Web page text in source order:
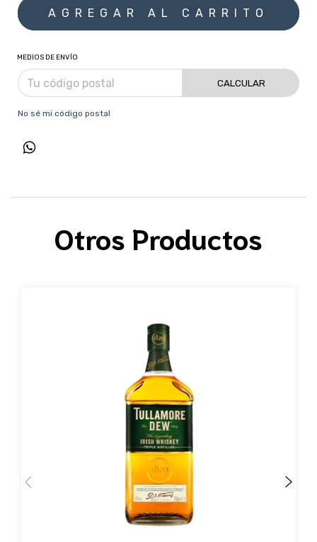
MEDIOS DE ENVÍO
CALCULAR
No sé mi código postal
Otros Productos